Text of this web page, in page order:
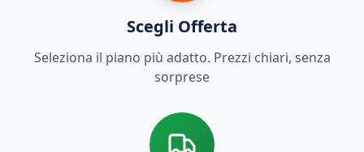
Scegli Offerta
Seleziona il piano più adatto. Prezzi chiari, senza
sorprese